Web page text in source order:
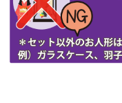
第44回人形供養
第43回人形供養